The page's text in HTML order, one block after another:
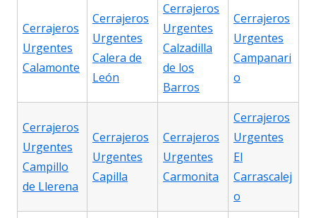
Cerrajeros
Urgentes
Calamonte
Cerrajeros
Urgentes
Calera de
León
Cerrajeros
Urgentes
Calzadilla
de los
Barros
Cerrajeros
Urgentes
Campanari
o
Cerrajeros
Urgentes
Campillo
de Llerena
Cerrajeros
Urgentes
Capilla
Cerrajeros
Urgentes
Carmonita
Cerrajeros
Urgentes
El
Carrascalej
o